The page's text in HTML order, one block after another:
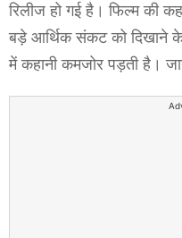
रिलीज हो गई है। फिल्म की
बड़े आर्थिक संकट को दिखाने
में कहानी कमजोर पड़ती है।